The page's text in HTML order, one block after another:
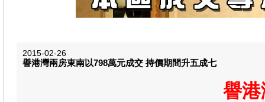
2015-02-26
譽港灣兩房東南以798萬元成交 持價期間升五成七
譽